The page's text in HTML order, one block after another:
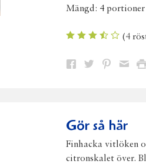
Mängd: 4 portioner
(4
Dela Dela Dela
Gör så här
Finhacka vitlöken
citronskalet över.